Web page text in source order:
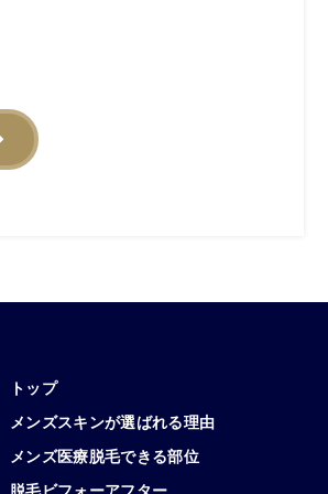
トップ
メンズスキンが選ばれる理由
メンズ医療脱毛できる部位